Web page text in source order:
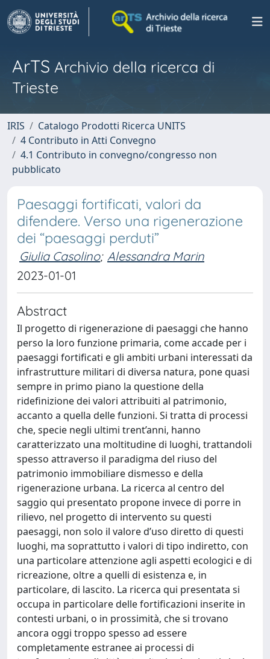
ArTS Archivio della ricerca di
Trieste
IRIS
Catalogo Prodotti Ricerca UNITS
4 Contributo in Atti Convegno
4.1 Contributo in convegno/congresso non
pubblicato
Paesaggi fortificati, valori da
difendere. Verso una rigenerazione
dei “paesaggi perduti”
Giulia Casolino; Alessandra Marin
2023-01-01
Abstract
Il progetto di rigenerazione di paesaggi che hanno
perso la loro funzione primaria, come accade per i
paesaggi fortificati e gli ambiti urbani interessati da
infrastrutture militari di diversa natura, pone quasi
sempre in primo piano la questione della
ridefinizione dei valori attribuiti al patrimonio,
accanto a quella delle funzioni. Si tratta di processi
che, specie negli ultimi trent’anni, hanno
caratterizzato una moltitudine di luoghi, trattandoli
spesso attraverso il paradigma del riuso del
patrimonio immobiliare dismesso e della
rigenerazione urbana. La ricerca al centro del
saggio qui presentato propone invece di porre in
rilievo, nel progetto di intervento su questi
paesaggi, non solo il valore d’uso diretto di questi
luoghi, ma soprattutto i valori di tipo indiretto, con
una particolare attenzione agli aspetti ecologici e di
ricreazione, oltre a quelli di esistenza e, in
particolare, di lascito. La ricerca qui presentata si
occupa in particolare delle fortificazioni inserite in
contesti urbani, o in prossimità, che si trovano
ancora oggi troppo spesso ad essere
completamente estranee ai processi di